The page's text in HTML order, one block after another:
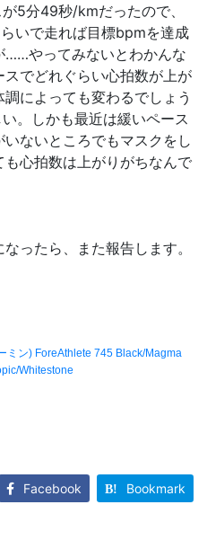
5分49秒/kmだったので、
いで走れば目標bpmを達成
……やってみないとわかんな
でどれぐらい心拍数が上が
によっても変わるでしょう
。しかも最近は緩いペース
ないところでもマスクをし
心拍数は上がりがちなんで
ったら、また報告します。
Facebook Bookmark